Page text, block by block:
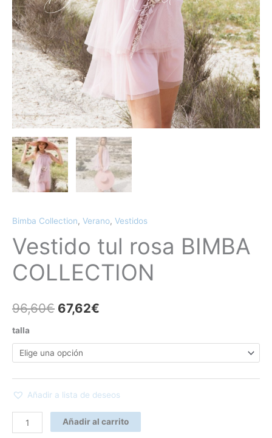
Bimba Collection, Verano, Vestidos
Vestido tul rosa BIMBA
COLLECTION
96,60€ 67,62€
talla
Añadir a lista de deseos
Añadir al carrito